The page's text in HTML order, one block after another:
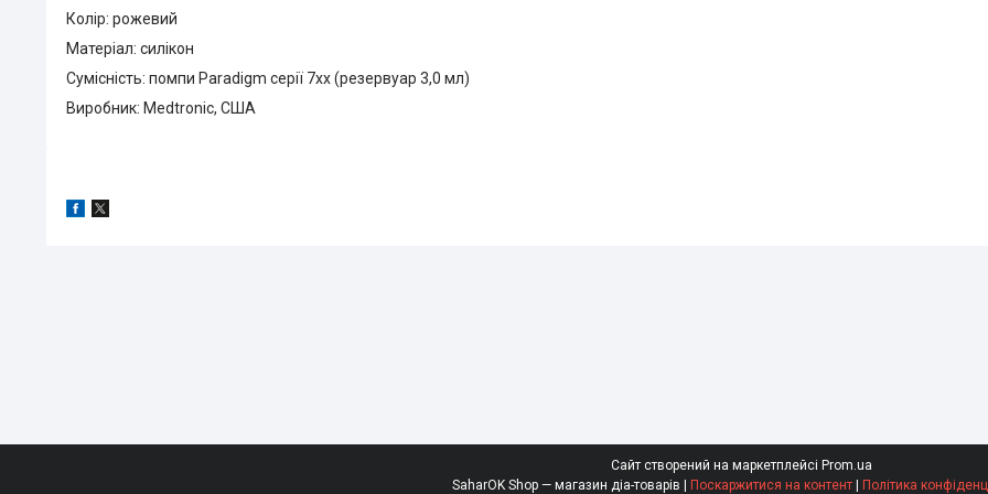
Колір: рожевий
Матеріал: силікон
Сумісність: помпи Paradigm серії 7хх (резервуар 3,0 мл)
Виробник: Medtronic, США
Сайт створений на маркетплейсі Prom.ua
Поскаржитися на контент Політика